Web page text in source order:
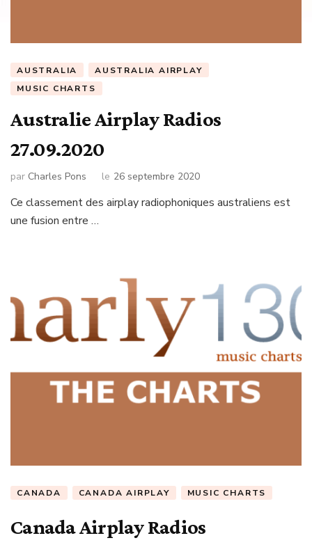
AUSTRALIA
AUSTRALIA AIRPLAY
MUSIC CHARTS
Australie Airplay Radios
27.09.2020
par Charles Pons le 26 septembre 2020
Ce classement des airplay radiophoniques australiens est
une fusion entre …
CANADA CANADA AIRPLAY MUSIC CHARTS
Canada Airplay Radios